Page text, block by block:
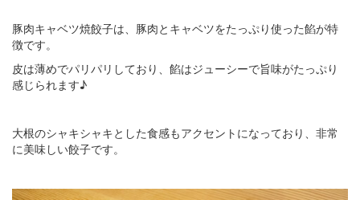
豚肉キャベツ焼餃子は、豚肉とキャベツをたっぷり使った餡が特
徴です。
皮は薄めでパリパリしており、餡はジューシーで旨味がたっぷり
感じられます♪
大根のシャキシャキとした食感もアクセントになっており、非常
に美味しい餃子です。